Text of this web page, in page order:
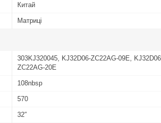
Китай
Матриці
303KJ320045, KJ32D06-ZC22AG-09E,
ZC22AG-20E
108nbsp
570
32″